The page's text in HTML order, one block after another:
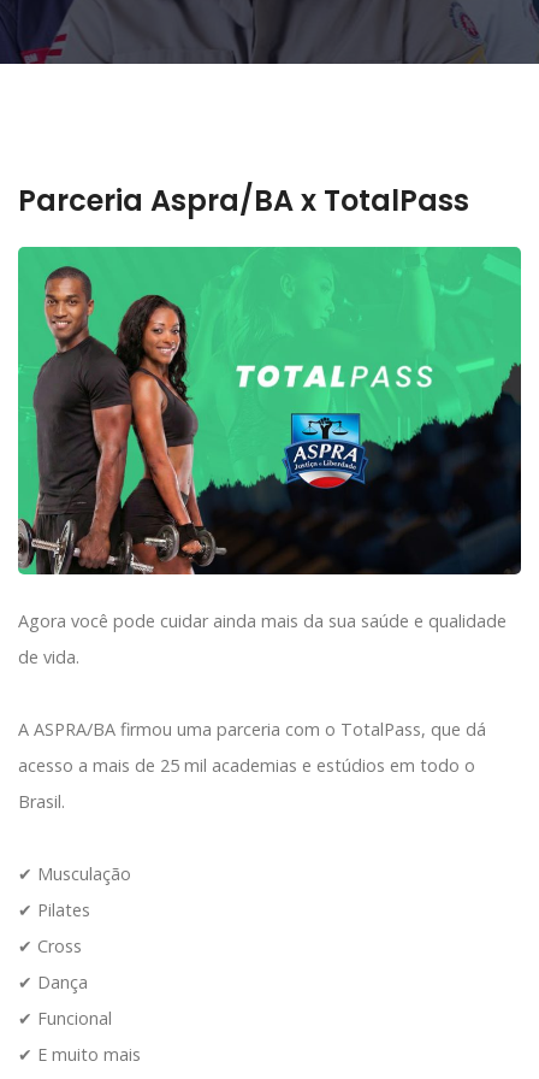
Parceria Aspra/BA x TotalPass
Agora você pode cuidar ainda mais da sua saúde e qualidade
de vida.
A ASPRA/BA firmou uma parceria com o TotalPass, que dá
acesso a mais de 25 mil academias e estúdios em todo o
Brasil.
✔ Musculação
✔ Pilates
✔ Cross
✔ Dança
✔ Funcional
✔ E muito mais